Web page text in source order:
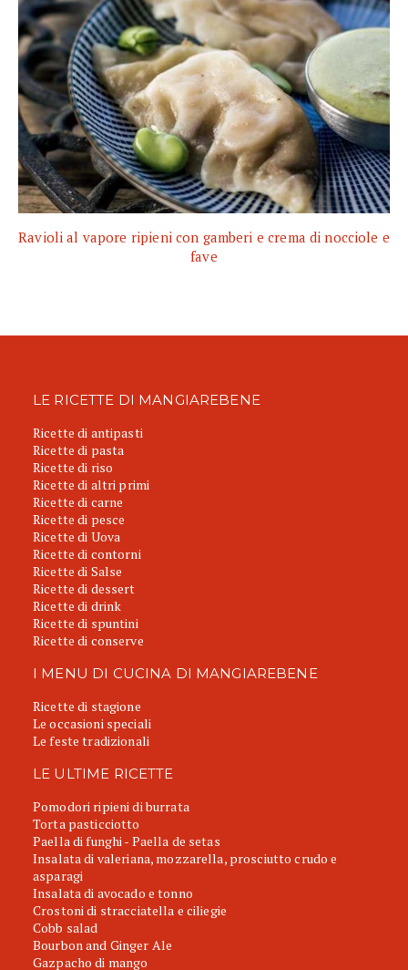
Ravioli al vapore ripieni con gamberi e crema di nocciole e
fave
LE RICETTE DI MANGIAREBENE
Ricette di antipasti
Ricette di pasta
Ricette di riso
Ricette di altri primi
Ricette di carne
Ricette di pesce
Ricette di Uova
Ricette di contorni
Ricette di Salse
Ricette di dessert
Ricette di drink
Ricette di spuntini
Ricette di conserve
I MENU DI CUCINA DI MANGIAREBENE
Ricette di stagione
Le occasioni speciali
Le feste tradizionali
LE ULTIME RICETTE
Pomodori ripieni di burrata
Torta pasticciotto
Paella di funghi - Paella de setas
Insalata di valeriana, mozzarella, prosciutto crudo e
asparagi
Insalata di avocado e tonno
Crostoni di stracciatella e ciliegie
Cobb salad
Bourbon and Ginger Ale
Gazpacho di mango